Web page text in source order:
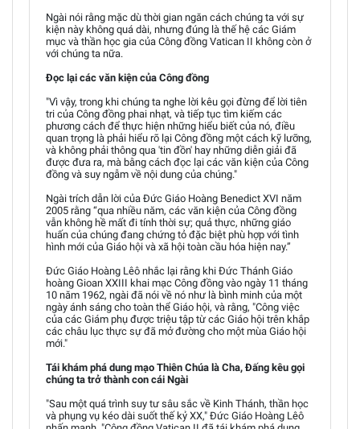
Ngài nói rằng mặc dù thời gian ngăn cách chúng ta với sự
kiện này không quá dài, nhưng đúng là thế hệ các Giám
mục và thần học gia của Công đồng Vatican II không còn ở
với chúng ta nữa.
Đọc lại các văn kiện của Công đồng
"Vì vậy, trong khi chúng ta nghe lời kêu gọi đừng để lời tiên
tri của Công đồng phai nhạt, và tiếp tục tìm kiếm các
phương cách để thực hiện những hiểu biết của nó, điều
quan trọng là phải hiểu rõ lại Công đồng một cách kỹ lưỡng,
và không phải thông qua 'tin đồn' hay những diễn giải đã
được đưa ra, mà bằng cách đọc lại các văn kiện của Công
đồng và suy ngẫm về nội dung của chúng."
Ngài trích dẫn lời của Đức Giáo Hoàng Benedict XVI năm
2005 rằng “qua nhiều năm, các văn kiện của Công đồng
vẫn không hề mất đi tính thời sự; quả thực, những giáo
huấn của chúng đang chứng tỏ đặc biệt phù hợp với tình
hình mới của Giáo hội và xã hội toàn cầu hóa hiện nay.”
Đức Giáo Hoàng Lêô nhắc lại rằng khi Đức Thánh Giáo
hoàng Gioan XXIII khai mạc Công đồng vào ngày 11 tháng
10 năm 1962, ngài đã nói về nó như là bình minh của một
ngày ánh sáng cho toàn thể Giáo hội, và rằng, "Công việc
của các Giám phụ được triệu tập từ các Giáo hội trên khắp
các châu lục thực sự đã mở đường cho một mùa Giáo hội
mới."
Tái khám phá dung mạo Thiên Chúa là Cha, Đấng kêu gọi
chúng ta trở thành con cái Ngài
"Sau một quá trình suy tư sâu sắc về Kinh Thánh, thần học
và phụng vụ kéo dài suốt thế kỷ XX," Đức Giáo Hoàng Lêô